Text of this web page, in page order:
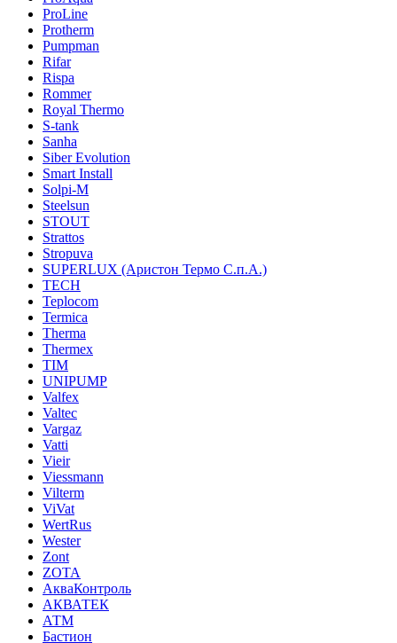
ProLine
Protherm
Pumpman
Rifar
Rispa
Rommer
Royal Thermo
S-tank
Sanha
Siber Evolution
Smart Install
Solpi-M
Steelsun
STOUT
Strattos
Stropuva
SUPERLUX (Аристон Термо С.п.А.)
TECH
Teplocom
Termica
Therma
Thermex
TIM
UNIPUMP
Valfex
Valtec
Vargaz
Vatti
Vieir
Viessmann
Vilterm
ViVat
WertRus
Wester
Zont
ZOTA
АкваКонтроль
АКВАТЕК
АТМ
Бастион